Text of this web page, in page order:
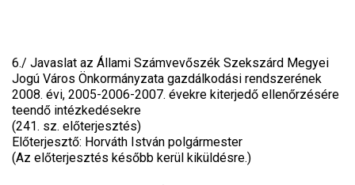
6./ Javaslat az Állami Számvevőszék Szekszárd Megyei
Jogú Város Önkormányzata gazdálkodási rendszerének
2008. évi, 2005-2006-2007. évekre kiterjedő ellenőrzésére
teendő intézkedésekre
(241. sz. előterjesztés)
Előterjesztő: Horváth István polgármester
(Az előterjesztés később kerül kiküldésre.)